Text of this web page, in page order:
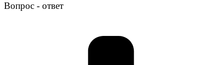
Вопрос - ответ